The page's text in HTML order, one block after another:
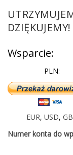
DZIĘKUJEMY!
Wsparcie:
PLN:
EUR, USD,
Numer konta do